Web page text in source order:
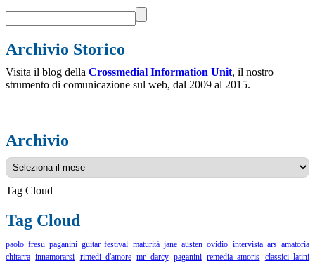
Archivio Storico
Visita il blog della Crossmedial Information Unit, il nostro
strumento di comunicazione sul web, dal 2009 al 2015.
Archivio
Archivio
Tag Cloud
Tag Cloud
paolo fresu paganini guitar festival maturità jane austen ovidio intervista ars amatoria
chitarra innamorarsi rimedi d'amore mr darcy paganini remedia amoris classici latini